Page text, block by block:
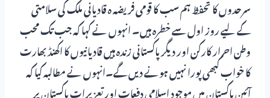
سرحدوں کا تحفظ ہم سب کا قومی فریضہ ہ قادیانی ملک کی سلامتی
کے لیے روز اول سے خطرہ ہیں۔ انہوں نے کہا کہ جب تک محب
وطن احرار کارکن اور دیگر پاکستانی زندہ ہیں قادیانیوں کا اکھنڈ بھارت
کا خواب کبھی پورا نہیں ہونے دیں گے۔انہوں نے مطالبہ کیا کہ
آئین پاکستان میں موجود اسلامی دفعات اور تعزیرات پاکستان پر